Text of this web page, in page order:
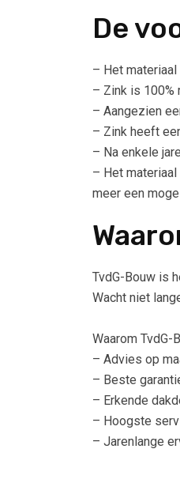
De
– Het
– Zink is 100%
– Aangezien
– Zink heeft
– Na enkele
– Het
meer een
TvdG-Bouw is
Wacht niet
Waarom TvdG-
– Advies op
– Beste
– Erkende
– Hoogste
– Jarenlange